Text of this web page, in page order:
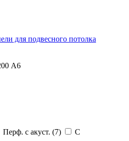
для подвесного потолка
А6
Перф. с акуст. (7)
С